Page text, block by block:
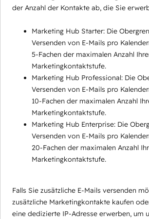
der Anzahl der Kontakte ab, die Sie
Marketing Hub Starter: Die
Versenden von E-Mails pro
5-Fachen der maximalen Anzahl
Marketingkontaktstufe.
Marketing Hub Professional: Die
Versenden von E-Mails pro
10-Fachen der maximalen Anzahl
Marketingkontaktstufe.
Marketing Hub Enterprise: Die
Versenden von E-Mails pro
20-Fachen der maximalen Anzahl
Marketingkontaktstufe.
Falls Sie zusätzliche E-Mails versenden
zusätzliche Marketingkontakte kaufen
eine dedizierte IP-Adresse erwerben, um